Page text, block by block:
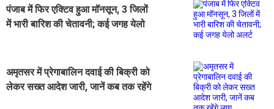
पंजाब में फिर एक्टिव हुआ मॉनसून, 3 जिलों
में भारी बारिश की चेतावनी; कई जगह येलो
अमृतसर में प्रेगाबालिन दवाई की बिक्री को
लेकर सख्त आदेश जारी, जानें कब तक रहेंगे